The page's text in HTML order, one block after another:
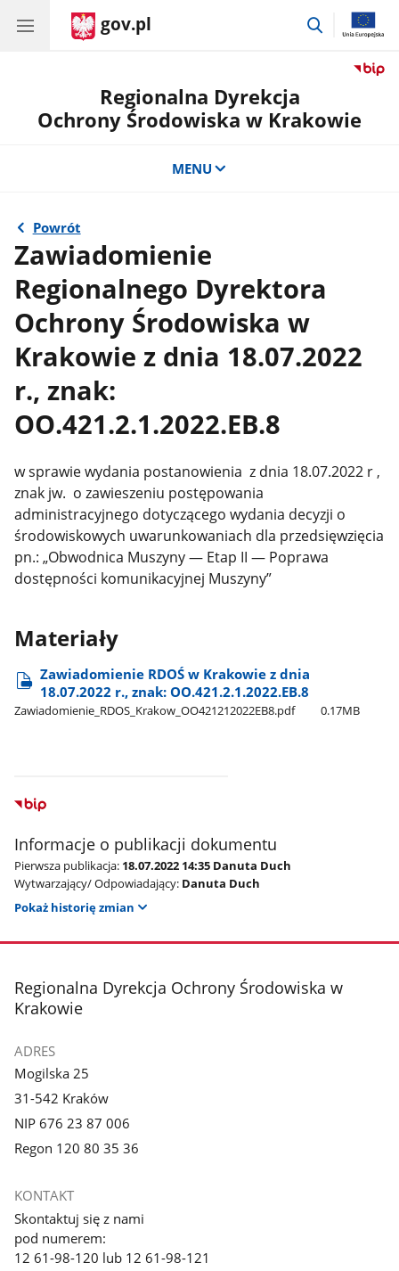
gov.pl
przejdź
Regionalna Dyrekcja
Ochrony Środowiska w Krakowie
MENU
Powrót
Zawiadomienie
Regionalnego Dyrektora
Ochrony Środowiska w
Krakowie z dnia 18.07.2022
r., znak:
OO.421.2.1.2022.EB.8
w sprawie wydania postanowienia z dnia 18.07.2022 r ,
znak jw. o zawieszeniu postępowania
administracyjnego dotyczącego wydania decyzji o
środowiskowych uwarunkowaniach dla przedsięwzięcia
pn.: „Obwodnica Muszyny — Etap II — Poprawa
dostępności komunikacyjnej Muszyny”
Materiały
Zawiadomienie RDOŚ w Krakowie z dnia
18.07.2022 r., znak: OO.421.2.1.2022.EB.8
Zawiadomienie​_RDOS​_Krakow​_OO421212022EB8.pdf 0.17MB
Informacje o publikacji dokumentu
Pierwsza publikacja: 18.07.2022 14:35 Danuta Duch
Wytwarzający/ Odpowiadający: Danuta Duch
Pokaż historię zmian
stopka
Regionalna Dyrekcja Ochrony Środowiska w
Krakowie
ADRES
Mogilska 25
31-542 Kraków
NIP 676 23 87 006
Regon 120 80 35 36
KONTAKT
Skontaktuj się z nami
pod numerem:
12 61-98-120 lub 12 61-98-121